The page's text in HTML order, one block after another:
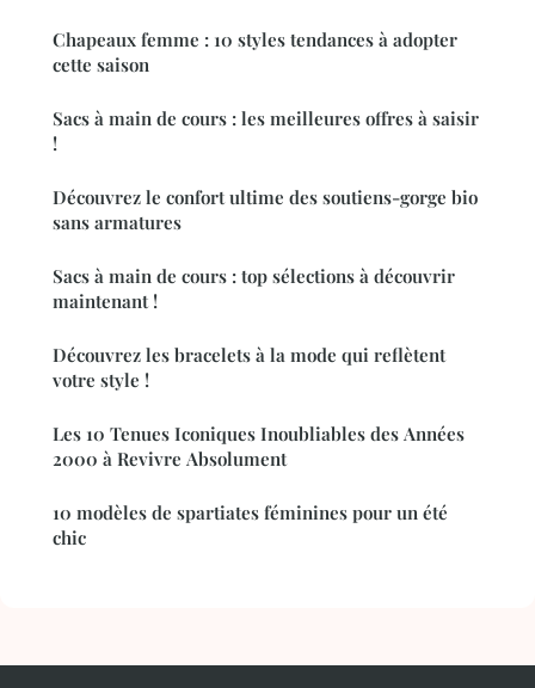
Chapeaux femme : 10 styles tendances à adopter
cette saison
Sacs à main de cours : les meilleures offres à saisir
!
Découvrez le confort ultime des soutiens-gorge bio
sans armatures
Sacs à main de cours : top sélections à découvrir
maintenant !
Découvrez les bracelets à la mode qui reflètent
votre style !
Les 10 Tenues Iconiques Inoubliables des Années
2000 à Revivre Absolument
10 modèles de spartiates féminines pour un été
chic